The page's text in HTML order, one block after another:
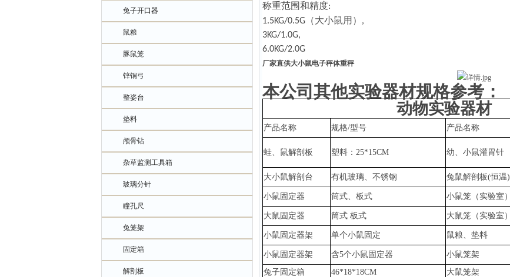
兔子开口器
鼠粮
豚鼠笼
锌铜弓
整姿台
垫料
颅骨钻
杂草监测工具箱
玻璃分针
瞳孔尺
兔笼架
固定箱
解剖板
称重范围和精度:
1.5KG/0.5G （大小鼠用） ,
3KG/1.0G,
6.0KG/2.0G
厂家直供大小鼠电子秤体重秤
本公司其他实验器材规格参考：
动物实验器材
产品名称 规格/型号 产品名称
蛙、鼠解剖板 塑料： 25*15CM 幼、小鼠灌胃针
大小鼠解剖台
有机玻璃、不锈钢 兔鼠解剖板(恒温)
小鼠固定器 筒式、板式 小鼠笼（实验室）
大鼠固定器 筒式 板式 大鼠笼（实验室）
小鼠固定器架 单个小鼠固定 鼠粮、垫料
小鼠固定器架 含5个小鼠固定器 小鼠笼架
兔子固定箱
46*18*18CM 大鼠笼架